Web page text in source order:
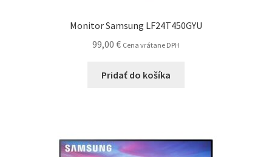
Monitor Samsung LF24T450GYU
99,00 € Cena vrátane DPH
Pridať do košíka